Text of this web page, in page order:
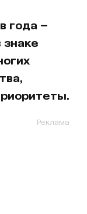
года —
Реклама